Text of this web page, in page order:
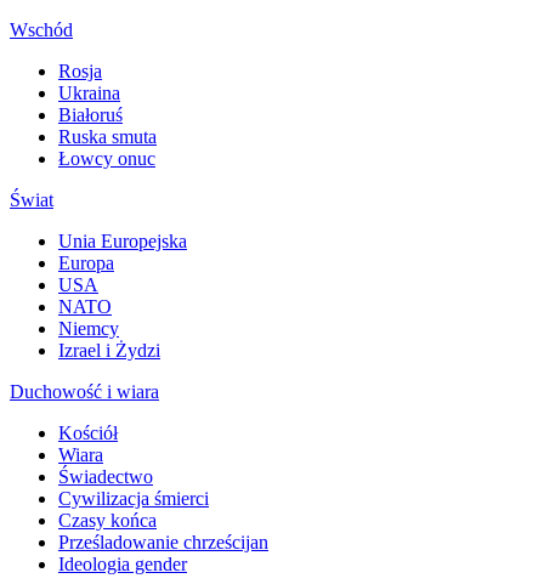
Wschód
Rosja
Ukraina
Białoruś
Ruska smuta
Łowcy onuc
Świat
Unia Europejska
Europa
USA
NATO
Niemcy
Izrael i Żydzi
Duchowość i wiara
Kościół
Wiara
Świadectwo
Cywilizacja śmierci
Czasy końca
Prześladowanie chrześcijan
Ideologia gender